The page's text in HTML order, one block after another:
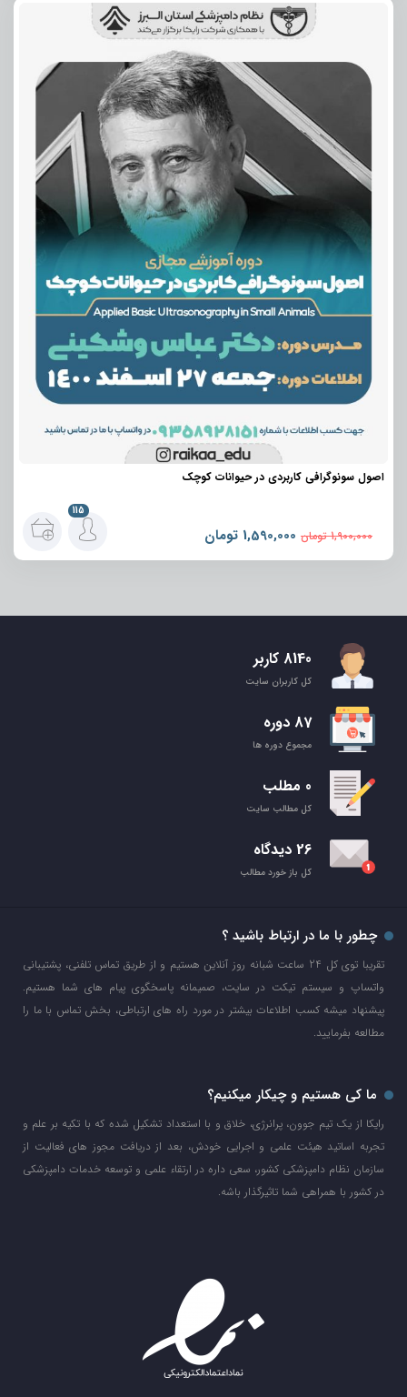
اصول سونوگرافی کاربردی در حیوانات کوچک
1,900,000 تومان 1,590,000 تومان
115
8140 کاربر
کل کاربران سایت
87 دوره
مجموع دوره ها
0 مطلب
کل مطالب سایت
26 دیدگاه
کل باز خورد مطالب
چطور با ما در ارتباط باشید ؟
تقریبا توی کل 24 ساعت شبانه روز آنلاین هستیم و از طریق تماس تلفنی، پشتیبانی
واتساپ و سیستم تیکت در سایت، صمیمانه پاسخگوی پیام های شما هستیم.
پیشنهاد میشه کسب اطلاعات بیشتر در مورد راه های ارتباطی، بخش تماس با ما را
مطالعه بفرمایید.
ما کی هستیم و چیکار میکنیم؟
رایکا از یک تیم جوون، پرانرژی، خلاق و با استعداد تشکیل شده که با تکیه بر علم و
تجربه اساتید هیئت علمی و اجرایی خودش، بعد از دریافت مجوز های فعالیت از
سازمان نظام دامپزشکی کشور، سعی داره در ارتقاء علمی و توسعه خدمات دامپزشکی
در کشور با همراهی شما تاثیرگذار باشه.